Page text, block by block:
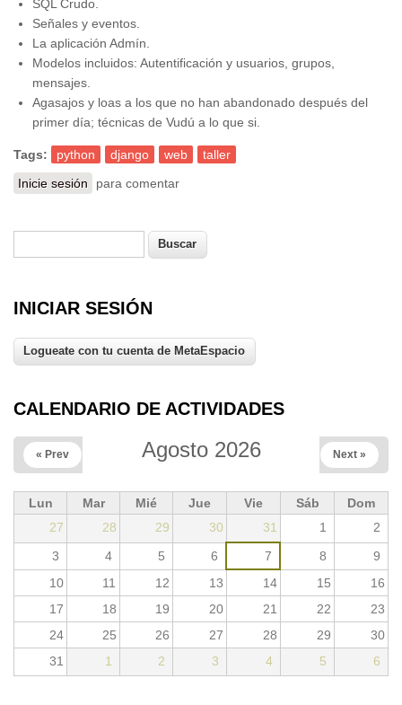
SQL Crudo.
Señales y eventos.
La aplicación Admín.
Modelos incluidos: Autentificación y usuarios, grupos,
mensajes.
Agasajos y loas a los que no han abandonado después del
primer día; técnicas de Vudú a lo que si.
Tags: python django web
taller
Inicie sesión
para comentar
Formulario de búsqueda
INICIAR SESIÓN
CALENDARIO DE ACTIVIDADES
Agosto 2026
« Prev Next »
Lun Mar Mié Jue Vie Sáb
Dom
27
28 29 30 31 1
2
3
4 5 6 7 8
9
10
11 12 13 14 15
16
17
18 19 20 21 22
23
24
25 26 27 28 29
30
31
1 2 3 4 5 6